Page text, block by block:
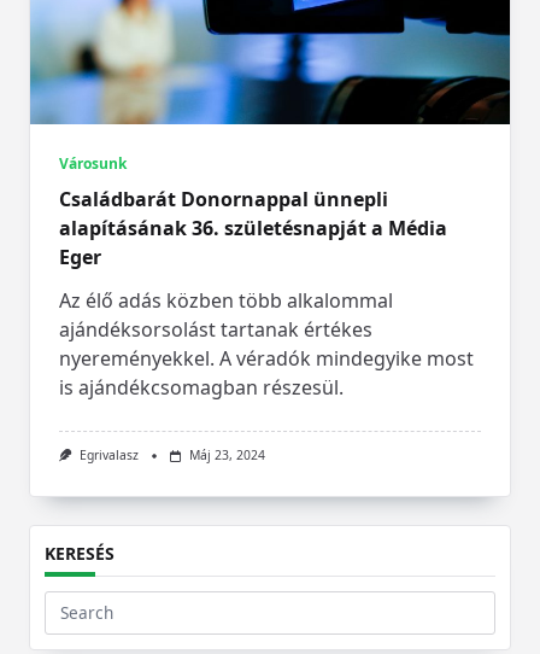
Városunk
Családbarát Donornappal ünnepli
alapításának 36. születésnapját a Média
Eger
Az élő adás közben több alkalommal
ajándéksorsolást tartanak értékes
nyereményekkel. A véradók mindegyike most
is ajándékcsomagban részesül.
Egrivalasz Máj 23, 2024
KERESÉS
Search
for: